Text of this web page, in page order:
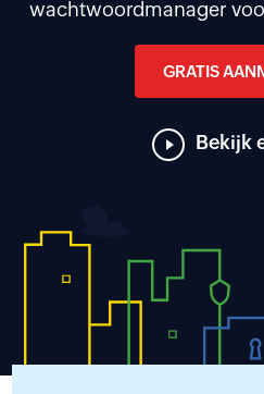
wachtwoordmanager
GRATIS
Bekijk